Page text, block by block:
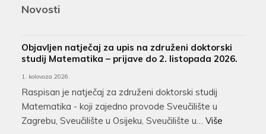
Novosti
Objavljen natječaj za upis na združeni doktorski
studij Matematika – prijave do 2. listopada 2026.
1. kolovoza 2026.
Raspisan je natječaj za združeni doktorski studij
Matematika - koji zajedno provode Sveučilište u
Zagrebu, Sveučilište u Osijeku, Sveučilište u… Više